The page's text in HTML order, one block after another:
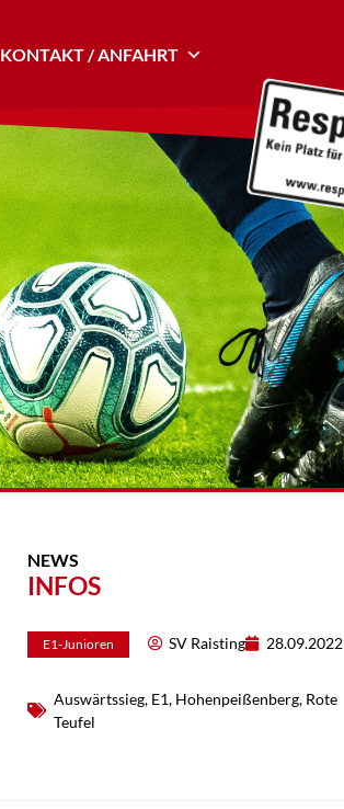
KONTAKT / ANFAHRT
NEWS
INFOS
E1-Junioren SV Raisting 28.09.2022
Auswärtssieg, E1, Hohenpeißenberg, Rote
Teufel